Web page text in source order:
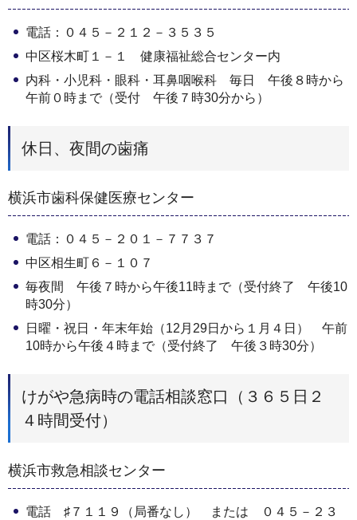
電話：０４５－２１２－３５３５
中区桜木町１－１ 健康福祉総合センター内
内科・小児科・眼科・耳鼻咽喉科 毎日 午後８時から
午前０時まで（受付 午後７時30分から）
休日、夜間の歯痛
横浜市歯科保健医療センター
電話：０４５－２０１－７７３７
中区相生町６－１０７
毎夜間 午後７時から午後11時まで（受付終了 午後10
時30分）
日曜・祝日・年末年始（12月29日から１月４日） 午前
10時から午後４時まで（受付終了 午後３時30分）
けがや急病時の電話相談窓口（３６５日２
４時間受付）
横浜市救急相談センター
電話 ♯７１１９（局番なし） または ０４５－２３